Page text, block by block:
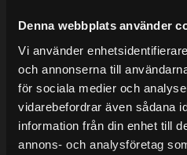
Denna webbplats använder
Vi använder
och annonserna till
för sociala medier och
vidarebefordrar även sådana
information från din enhet till
annons- och analysföretag
BLOGG